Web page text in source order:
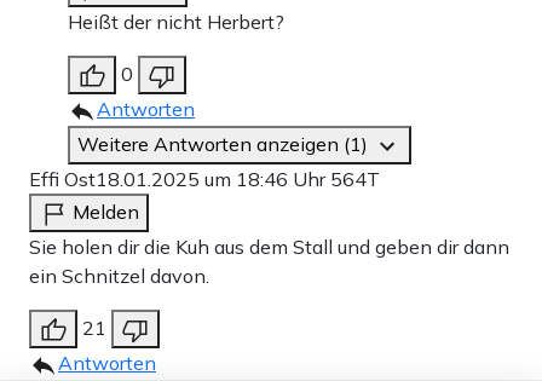
Heißt der nicht Herbert?
0
Antworten
Weitere Antworten anzeigen (1)
Effi Ost18.01.2025 um 18:46 Uhr 564T
Melden
Sie holen dir die Kuh aus dem Stall und geben dir dann
ein Schnitzel davon.
21
Antworten